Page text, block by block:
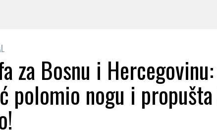
za Bosnu i
polomio nogu i